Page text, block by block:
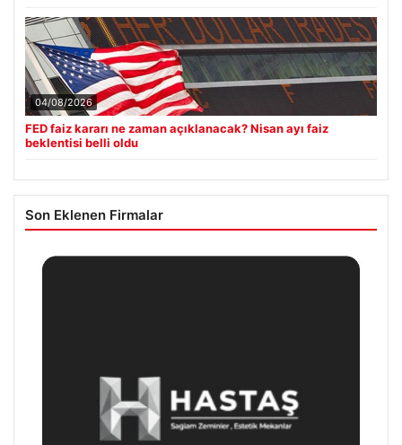
04/08/2026
FED faiz kararı ne zaman açıklanacak? Nisan ayı faiz
beklentisi belli oldu
Son Eklenen Firmalar